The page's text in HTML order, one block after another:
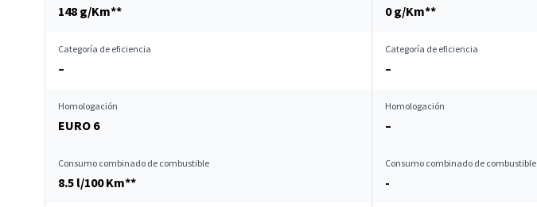
148 g/Km** 0 g/Km**
Categoría de eficiencia
–
Categoría de eficiencia
–
Homologación
EURO 6
Homologación
–
Consumo combinado de combustible
8.5 l/100 Km**
Consumo combinado de combustible
-